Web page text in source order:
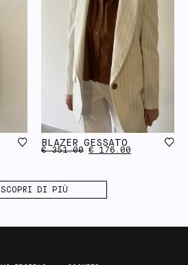
BLAZER GESSATO
€351.00 € 176.00
SCOPRI DI PIÙ